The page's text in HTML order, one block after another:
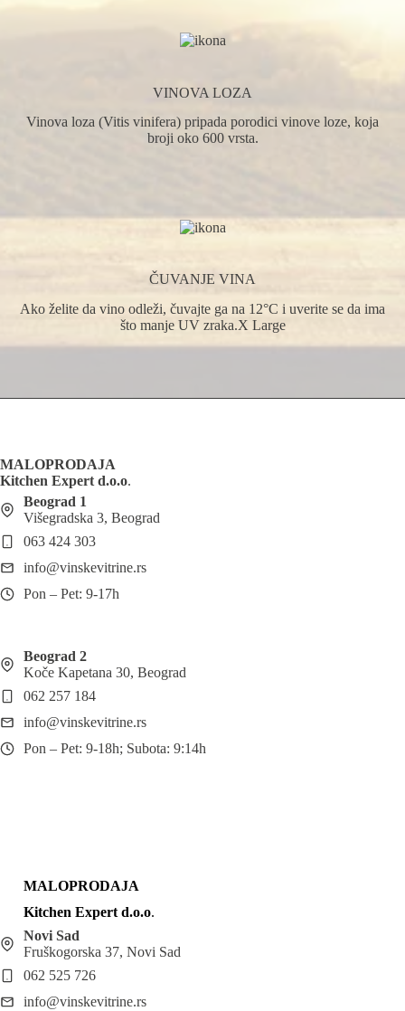
VINOVA LOZA
Vinova loza (Vitis vinifera) pripada porodici vinove loze, koja
broji oko 600 vrsta.
ČUVANJE VINA
Ako želite da vino odleži, čuvajte ga na 12°C i uverite se da ima
što manje UV zraka.X Large
MALOPRODAJA
Kitchen Expert d.o.o.
Beograd 1
Višegradska 3, Beograd
063 424 303
info@vinskevitrine.rs
Pon – Pet: 9-17h
Beograd 2
Koče Kapetana 30, Beograd
062 257 184
info@vinskevitrine.rs
Pon – Pet: 9-18h; Subota: 9:14h
MALOPRODAJA
Kitchen Expert d.o.o.
Novi Sad
Fruškogorska 37, Novi Sad
062 525 726
info@vinskevitrine.rs